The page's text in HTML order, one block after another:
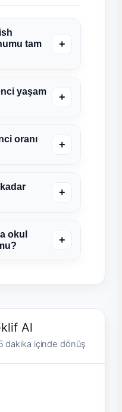
tam
+
yaşam
+
oranı
+
+
okul
+
Al
dakika içinde dönüş